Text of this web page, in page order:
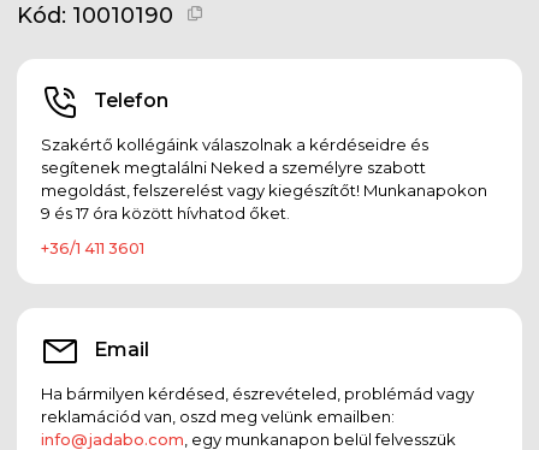
Kód: 10010190
Telefon
Szakértő kollégáink válaszolnak a kérdéseidre és
segítenek megtalálni Neked a személyre szabott
megoldást, felszerelést vagy kiegészítőt! Munkanapokon
9 és 17 óra között hívhatod őket.
+36/1 411 3601
Email
Ha bármilyen kérdésed, észrevételed, problémád vagy
reklamációd van, oszd meg velünk emailben:
info@jadabo.com , egy munkanapon belül felvesszük